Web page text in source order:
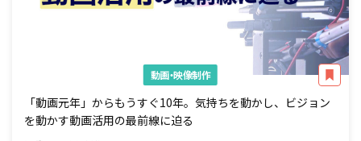
動画・映像制作
「動画元年」からもうすぐ10年。気持ちを動かし、ビジョン
を動かす動画活用の最前線に迫る